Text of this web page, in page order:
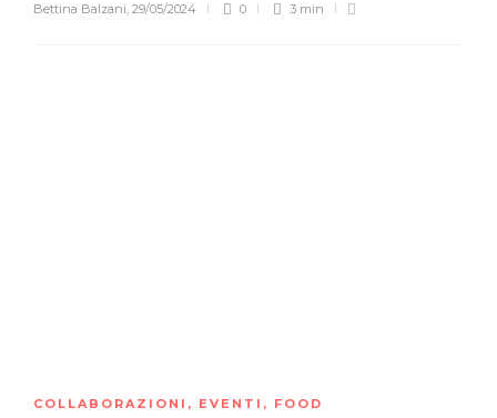
Bettina Balzani, 29/05/2024 0 3 min
COLLABORAZIONI , EVENTI , FOOD